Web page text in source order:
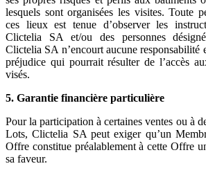
lesquels sont organisées les visites. Toute
ces lieux est tenue d’observer les
Clictelia SA et/ou des personnes
Clictelia SA n’encourt aucune responsabilité
préjudice qui pourrait résulter de l’accès
visés.
5. Garantie financière particulière
Pour la participation à certaines ventes ou à
Lots, Clictelia SA peut exiger qu’un
Offre constitue préalablement à cette Offre
sa faveur.